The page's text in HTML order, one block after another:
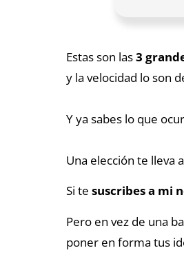
Estas son las3
y la velocidad lo son
Y ya sabes lo que
Una elección te lleva
Si te suscribes a mi
Pero en vez de una
poner en forma tus